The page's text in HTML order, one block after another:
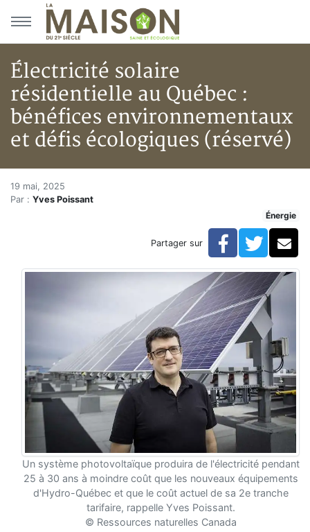
Aller au menu principal
Aller au contenu principal
Électricité solaire
résidentielle au Québec :
bénéfices environnementaux
et défis écologiques (réservé)
Accueil
Articles
Électricité solaire résidentielle au Québec :
Électricité solaire résidentielle
19 mai, 2025
Par : Yves Poissant
Énergie
Partager sur Facebook
Un système photovoltaïque produira de l'électricité pendant
25 à 30 ans à moindre coût que les nouveaux équipements
d'Hydro-Québec et que le coût actuel de sa 2e tranche
tarifaire, rappelle Yves Poissant.
© Ressources naturelles Canada